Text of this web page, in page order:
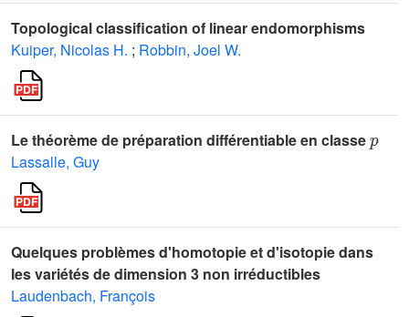
Topological classification of linear endomorphisms
Kuiper, Nicolas H. ; Robbin, Joel W.
Le théorème de préparation différentiable en classe
Lassalle, Guy
Quelques problèmes d'homotopie et d'isotopie dans
les variétés de dimension 3 non irréductibles
Laudenbach, François